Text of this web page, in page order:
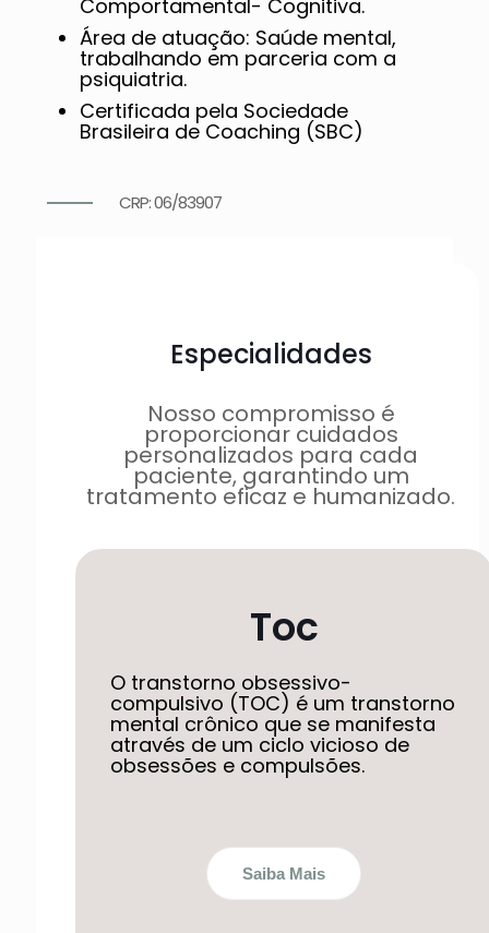
Comportamental- Cognitiva.
Área de atuação: Saúde mental,
trabalhando em parceria com a
psiquiatria.
Certificada pela Sociedade
Brasileira de Coaching (SBC)
CRP: 06/83907
Especialidades
Nosso compromisso é
proporcionar cuidados
personalizados para cada
paciente, garantindo um
tratamento eficaz e humanizado.
Toc
O transtorno obsessivo-
compulsivo (TOC) é um transtorno
mental crônico que se manifesta
através de um ciclo vicioso de
obsessões e compulsões.
Saiba Mais